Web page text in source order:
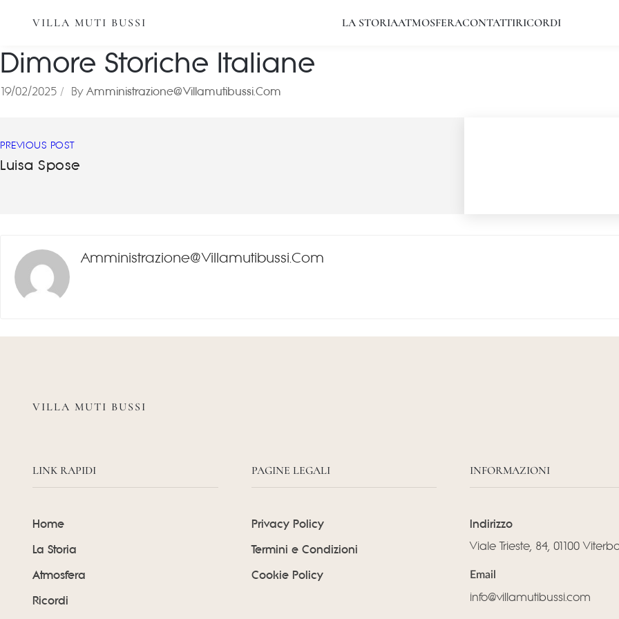
VILLA MUTI BUSSI LA STORIAATMOSFERACONTATTIRICORDI
Dimore Storiche Italiane
19/02/2025 By Amministrazione@villamutibussi.com
PREVIOUS POST
Luisa Spose
Amministrazione@villamutibussi.com
VILLA MUTI BUSSI
LINK RAPIDI
Home
La Storia
Atmosfera
Ricordi
PAGINE LEGALI
Privacy Policy
Termini e Condizioni
Cookie Policy
INFORMAZIONI
Indirizzo
Viale Trieste, 84, 01100
Email
info@villamutibussi.com